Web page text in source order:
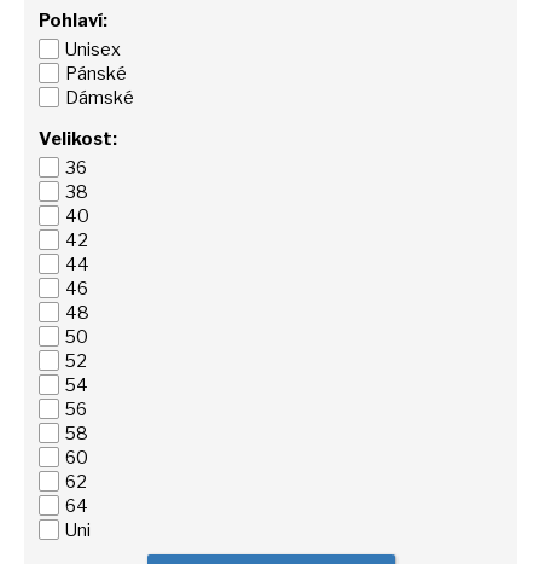
Pohlaví:
Unisex
Pánské
Dámské
Velikost:
36
38
40
42
44
46
48
50
52
54
56
58
60
62
64
Uni